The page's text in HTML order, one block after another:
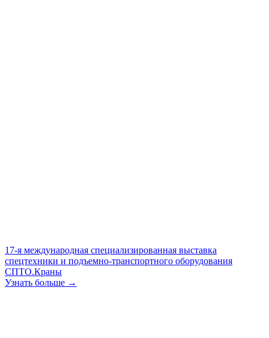
17-я международная специализированная выставка
спецтехники и подъемно-транспортного оборудования
СПТО.Краны
Узнать больше →